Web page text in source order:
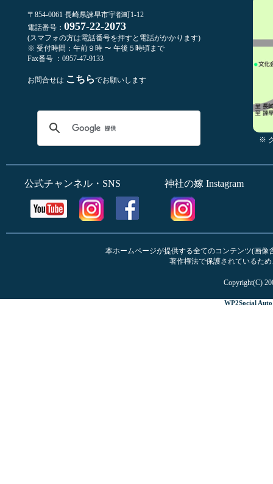
〒854-0061 長崎県諫早市宇都町1-12
電話番号： 0957-22-2073
(スマフォの方は電話番号を押すと電話がかかります)
※ 受付時間：午前９時 〜 午後５時頃まで
Fax番号 ：0957-47-9133
お問合せは こちらでお願いします
※
公式チャンネル・SNS 神社の嫁 Instagram
本ホームページが提供する全てのコンテンツ(画
著作権法で保護されているた
Copyright(C)
WP2Social